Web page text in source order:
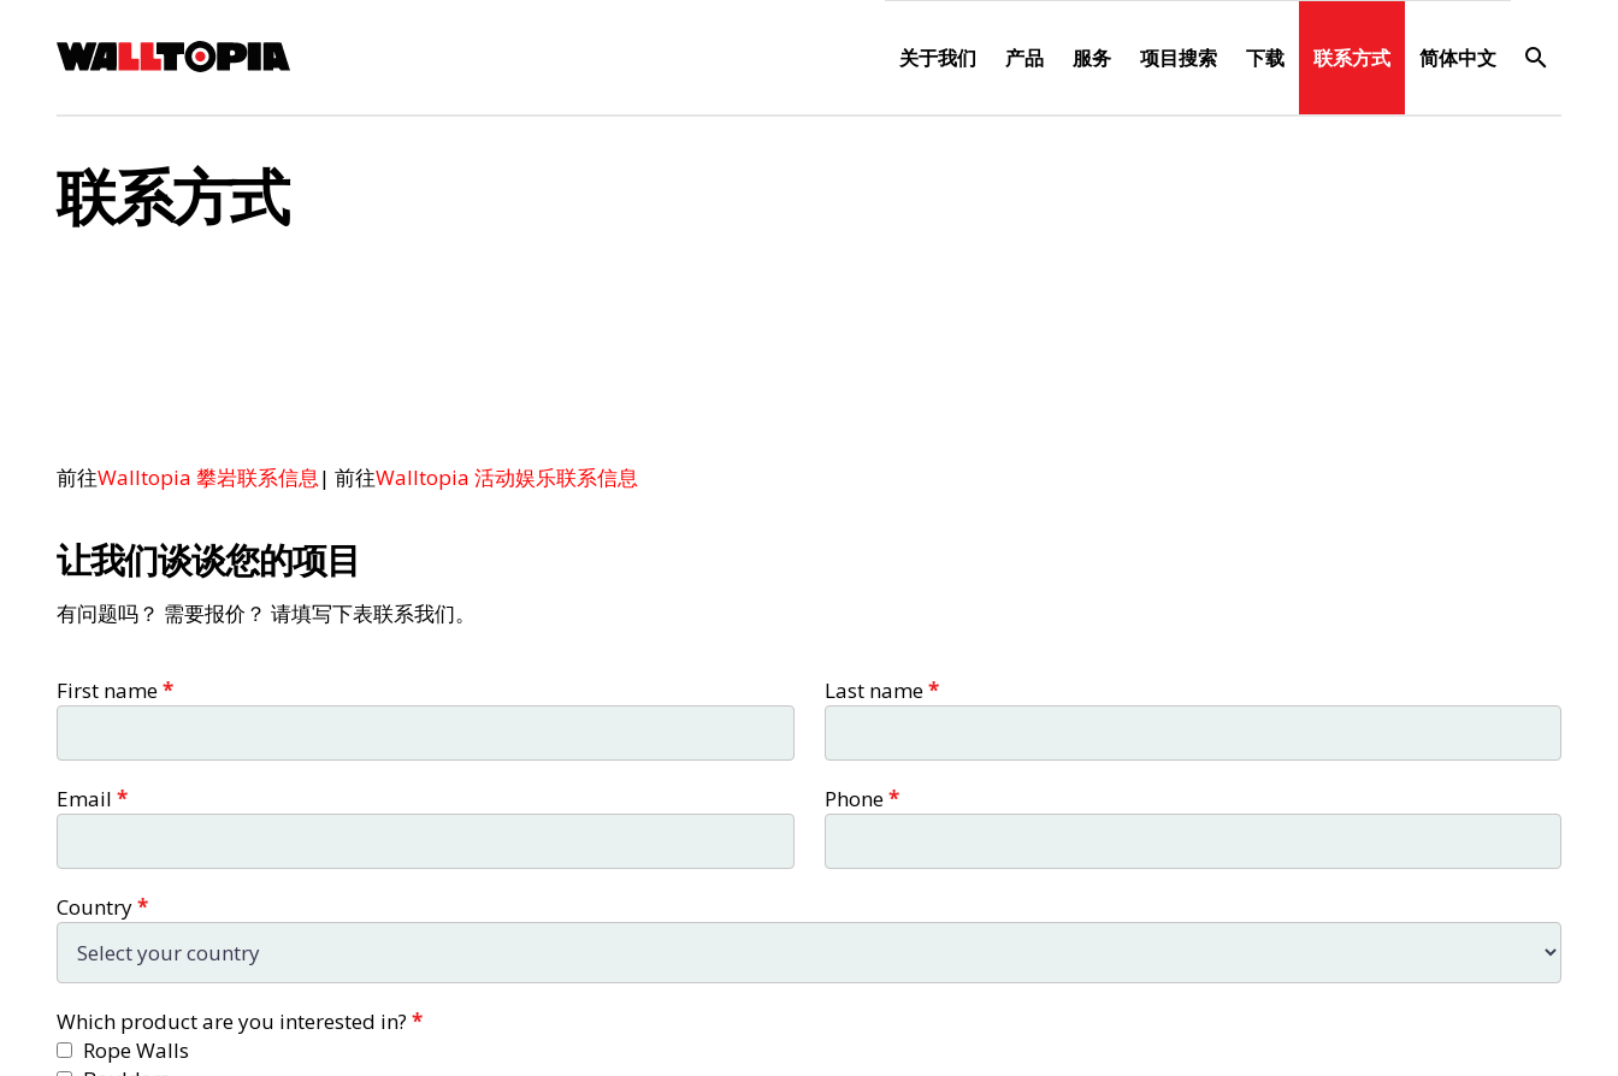
关于我们 产品 服务 项目搜索 下载 联系方式 简体中文
联系方式
前往Walltopia 攀岩联系信息| 前往Walltopia 活动娱乐联系信息
让我们谈谈您的项目
有问题吗？ 需要报价？ 请填写下表联系我们。
Contact
form
First name* Last name*
Email * Phone*
Country*
Which product are you interested in? *
Rope Walls